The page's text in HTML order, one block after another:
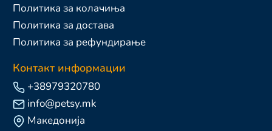
Политика за колачиња
Политика за достава
Политика за рефундирање
Контакт информации
+38979320780
info@petsy.mk
Македонија